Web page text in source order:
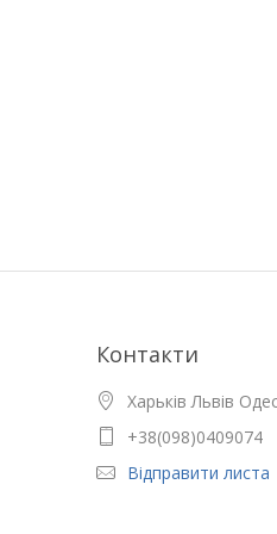
Контакти
Харьків Львів
+38(098)0409074
Відправити листа